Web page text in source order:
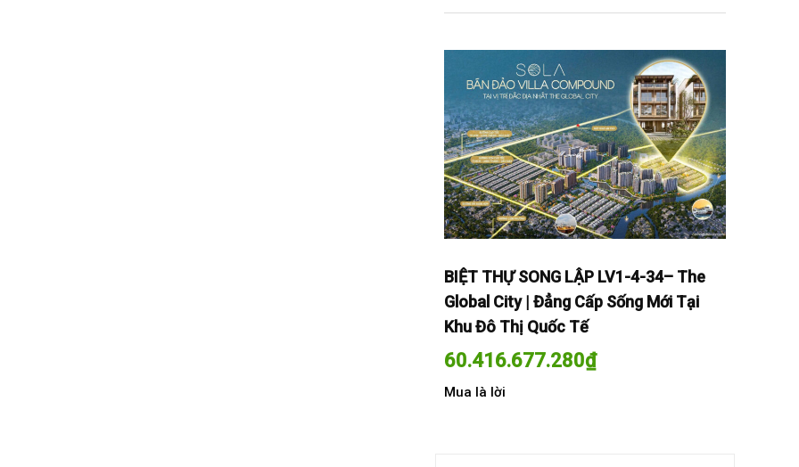
BIỆT THỰ SONG LẬP LV1-4-34– The
Global City | Đẳng Cấp Sống Mới Tại
Khu Đô Thị Quốc Tế
60.416.677.280₫
Mua là lời